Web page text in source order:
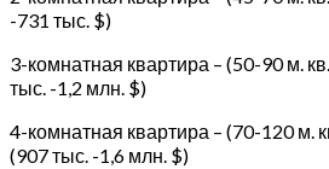
-731 тыс. $)
3-комнатная квартира – (50-90 м.
тыс. -1,2 млн. $)
4-комнатная квартира – (70-120 м.
(907 тыс. -1,6 млн. $)